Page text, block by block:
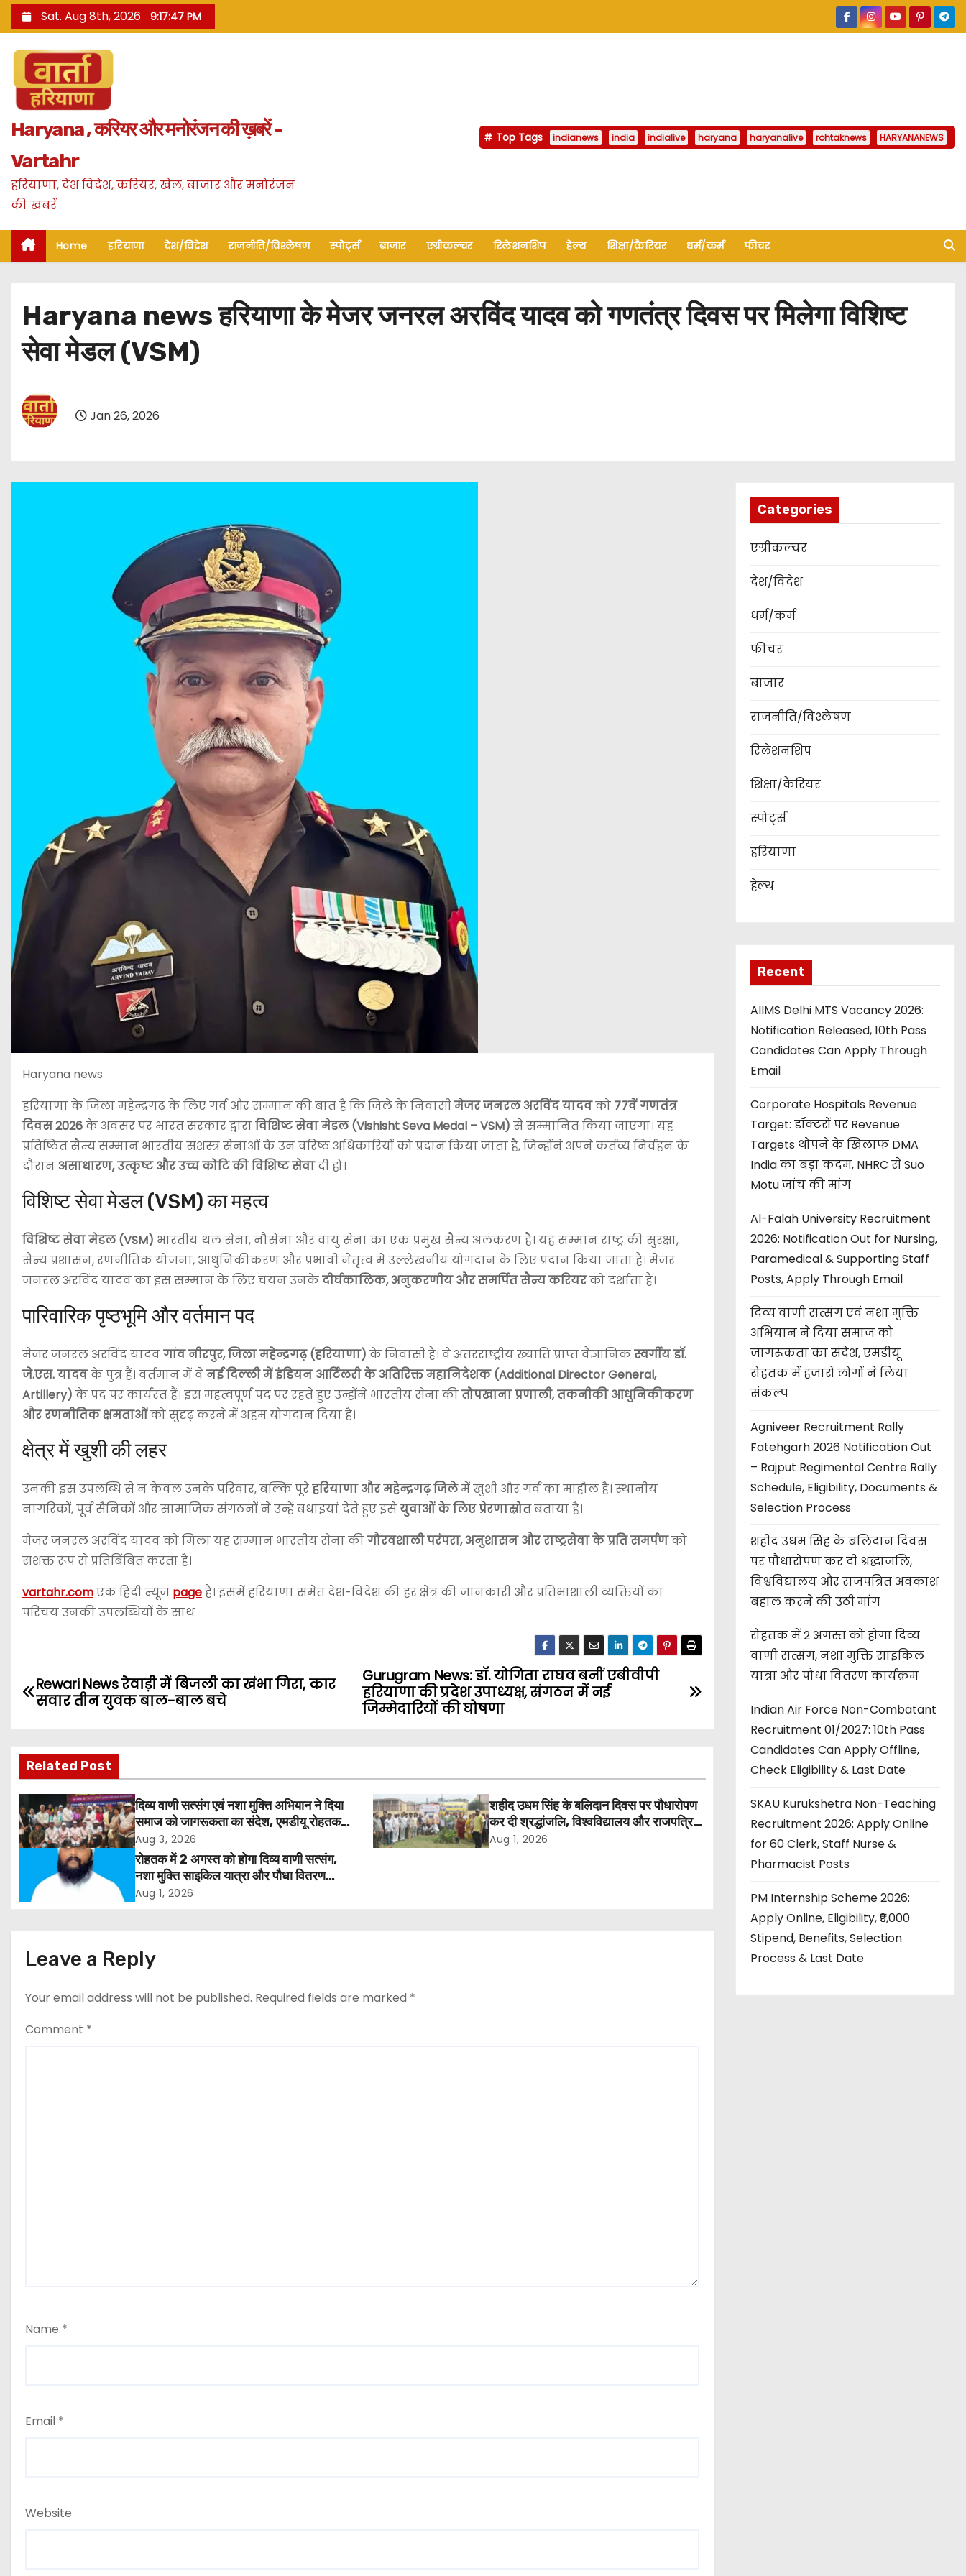
k
n
Sat. Aug 8th, 2026 9:17:48 PM
Haryana , करियर और मनोरंजन की ख़बरें -
Vartahr
हरियाणा, देश विदेश, करियर, खेल, बाजार और मनोरंजन
की ख़बरें
Top Tags indianews india indialive haryana haryanalive rohtaknews HARYANANEWS
Home हरियाणा देश/विदेश राजनीति/विश्लेषण स्पोर्ट्स बाजार एग्रीकल्चर रिलेशनशिप हेल्थ शिक्षा/कैरियर धर्म/कर्म फीचर
Haryana news हरियाणा के मेजर जनरल अरविंद यादव को गणतंत्र दिवस पर मिलेगा विशिष्ट
सेवा मेडल (VSM)
Jan 26, 2026
Haryana news
हरियाणा के जिला महेन्द्रगढ़ के लिए गर्व और सम्मान की बात है कि जिले के निवासीमेजर जनरल अरविंद यादवको 77वें गणतंत्र
दिवस 2026के अवसर पर भारत सरकार द्वाराविशिष्ट सेवा मेडल (Vishisht Seva Medal – VSM) से सम्मानित किया जाएगा। यह
प्रतिष्ठित सैन्य सम्मान भारतीय सशस्त्र सेनाओं के उन वरिष्ठ अधिकारियों को प्रदान किया जाता है, जिन्होंने अपने कर्तव्य निर्वहन के
दौरानअसाधारण, उत्कृष्ट और उच्च कोटि की विशिष्ट सेवादी हो।
विशिष्ट सेवा मेडल (VSM) का महत्व
विशिष्ट सेवा मेडल (VSM) भारतीय थल सेना, नौसेना और वायु सेना का एक प्रमुख सैन्य अलंकरण है। यह सम्मान राष्ट्र की सुरक्षा,
सैन्य प्रशासन, रणनीतिक योजना, आधुनिकीकरण और प्रभावी नेतृत्व में उल्लेखनीय योगदान के लिए प्रदान किया जाता है। मेजर
जनरल अरविंद यादव का इस सम्मान के लिए चयन उनकेदीर्घकालिक, अनुकरणीय और समर्पित सैन्य करियरको दर्शाता है।
पारिवारिक पृष्ठभूमि और वर्तमान पद
मेजर जनरल अरविंद यादवगांव नीरपुर, जिला महेन्द्रगढ़ (हरियाणा) के निवासी हैं। वे अंतरराष्ट्रीय ख्याति प्राप्त वैज्ञानिकस्वर्गीय डॉ.
जे.एस. यादवके पुत्र हैं। वर्तमान में वेनई दिल्ली में इंडियन आर्टिलरी के अतिरिक्त महानिदेशक (Additional Director General,
Artillery) के पद पर कार्यरत हैं। इस महत्वपूर्ण पद पर रहते हुए उन्होंने भारतीय सेना कीतोपखाना प्रणाली, तकनीकी आधुनिकीकरण
और रणनीतिक क्षमताओंको सुदृढ़ करने में अहम योगदान दिया है।
क्षेत्र में खुशी की लहर
उनकी इस उपलब्धि से न केवल उनके परिवार, बल्कि पूरेहरियाणा और महेन्द्रगढ़ जिलेमें खुशी और गर्व का माहौल है। स्थानीय
नागरिकों, पूर्व सैनिकों और सामाजिक संगठनों ने उन्हें बधाइयां देते हुए इसेयुवाओं के लिए प्रेरणास्रोतबताया है।
मेजर जनरल अरविंद यादव को मिला यह सम्मान भारतीय सेना कीगौरवशाली परंपरा, अनुशासन और राष्ट्रसेवा के प्रति समर्पणको
सशक्त रूप से प्रतिबिंबित करता है।
vartahr.comएक हिंदी न्यूज pageहै। इसमें हरियाणा समेत देश-विदेश की हर क्षेत्र की जानकारी और प्रतिभाशाली व्यक्तियों का
परिचय उनकी उपलब्धियों के साथ
P
t
n
a
a
Gurugram News: डॉ. योगिता राघव बनीं एबीवीपी
हरियाणा की प्रदेश उपाध्यक्ष, संगठन में नई
जिम्मेदारियों की घोषणा
Rewari News रेवाड़ी में बिजली का खंभा गिरा, कार
सवार तीन युवक बाल-बाल बचे
Related Post
दिव्य वाणी सत्संग एवं नशा मुक्ति अभियान ने दिया
समाज को जागरूकता का संदेश, एमडीयू रोहतक में
हजारों लोगों ने लिया संकल्प
Aug 3, 2026
शहीद उधम सिंह के बलिदान दिवस पर पौधारोपण
कर दी श्रद्धांजलि, विश्वविद्यालय और राजपत्रित
अवकाश बहाल करने की उठी मांग
Aug 1, 2026
रोहतक में 2 अगस्त को होगा दिव्य वाणी सत्संग,
नशा मुक्ति साइकिल यात्रा और पौधा वितरण
कार्यक्रम
Aug 1, 2026
Leave a Reply
Your email address will not be published. Required fields are marked *
Comment *
Name *
Email *
Website
Categories
एग्रीकल्चर
देश/विदेश
धर्म/कर्म
फीचर
बाजार
राजनीति/विश्लेषण
रिलेशनशिप
शिक्षा/कैरियर
स्पोर्ट्स
हरियाणा
हेल्थ
Recent
AIIMS Delhi MTS Vacancy 2026:
Notification Released, 10th Pass
Candidates Can Apply Through
Email
Corporate Hospitals Revenue
Target: डॉक्टरों पर Revenue
Targets थोपने के खिलाफ DMA
India का बड़ा कदम, NHRC से Suo
Motu जांच की मांग
Al-Falah University Recruitment
2026: Notification Out for Nursing,
Paramedical & Supporting Staff
Posts, Apply Through Email
दिव्य वाणी सत्संग एवं नशा मुक्ति
अभियान ने दिया समाज को
जागरूकता का संदेश, एमडीयू
रोहतक में हजारों लोगों ने लिया
संकल्प
Agniveer Recruitment Rally
Fatehgarh 2026 Notification Out
– Rajput Regimental Centre Rally
Schedule, Eligibility, Documents &
Selection Process
शहीद उधम सिंह के बलिदान दिवस
पर पौधारोपण कर दी श्रद्धांजलि,
विश्वविद्यालय और राजपत्रित अवकाश
बहाल करने की उठी मांग
रोहतक में 2 अगस्त को होगा दिव्य
वाणी सत्संग, नशा मुक्ति साइकिल
यात्रा और पौधा वितरण कार्यक्रम
Indian Air Force Non-Combatant
Recruitment 01/2027: 10th Pass
Candidates Can Apply Offline,
Check Eligibility & Last Date
SKAU Kurukshetra Non-Teaching
Recruitment 2026: Apply Online
for 60 Clerk, Staff Nurse &
Pharmacist Posts
PM Internship Scheme 2026:
Apply Online, Eligibility, ₹9,000
Stipend, Benefits, Selection
Process & Last Date